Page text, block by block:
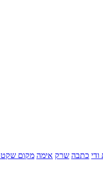
כתבה שרק אימה מקום שקט 2